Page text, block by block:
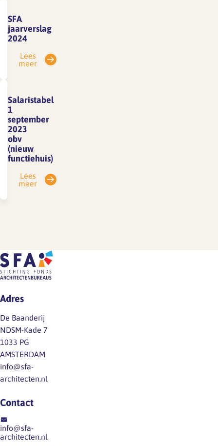
SFA
jaarverslag
2024
Lees
meer
Salaristabel
1
september
2023
obv
(nieuw
functiehuis)
Lees
meer
Adres
De Baanderij
NDSM-Kade 7
1033 PG
AMSTERDAM
info@sfa-
architecten.nl
Contact
info@sfa-
architecten.nl